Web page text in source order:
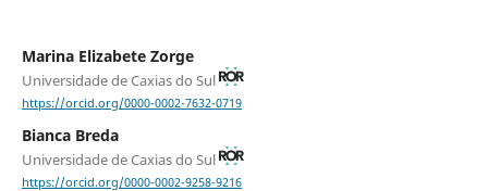
Marina Elizabete Zorge
Universidade de Caxias do Sul
https://orcid.org/0000-0002-7632-0719
Bianca Breda
Universidade de Caxias do Sul
https://orcid.org/0000-0002-9258-9216